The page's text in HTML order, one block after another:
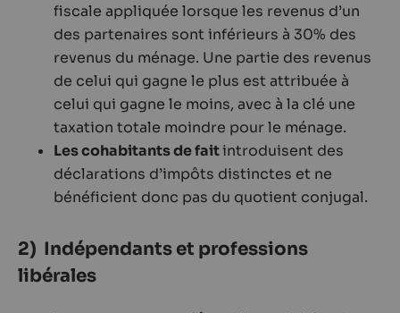
fiscale appliquée lorsque les revenus d’un
des partenaires sont inférieurs à 30% des
revenus du ménage. Une partie des revenus
de celui qui gagne le plus est attribuée à
celui qui gagne le moins, avec à la clé une
taxation totale moindre pour le ménage.
Les cohabitants de faitintroduisent des
déclarations d’impôts distinctes et ne
bénéficient donc pas du quotient conjugal.
2) Indépendants et professions
libérales